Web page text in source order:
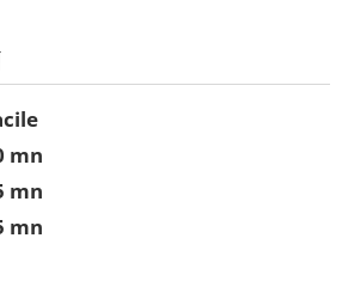
mn
mn
mn